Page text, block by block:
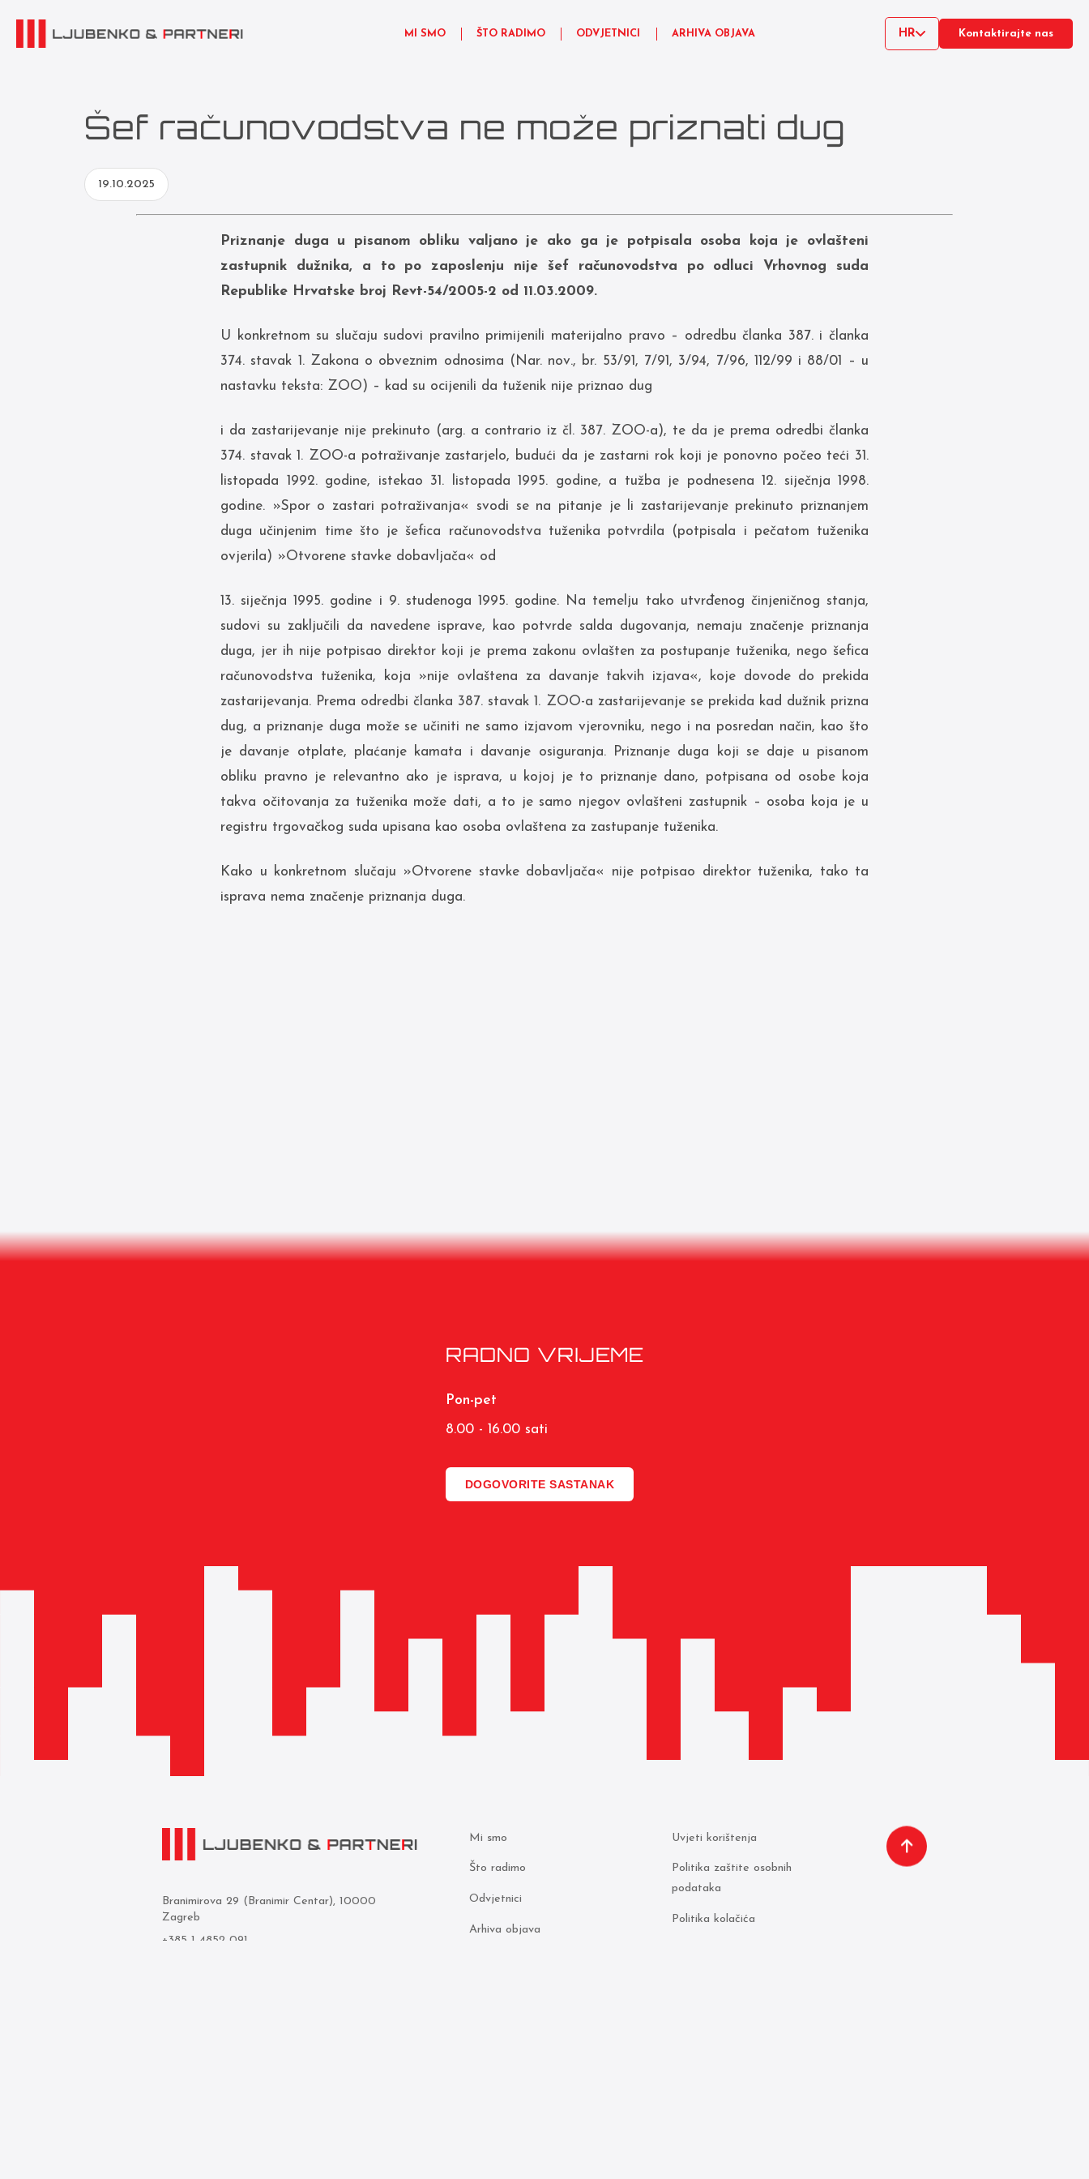
MI SMO ŠTO RADIMO ODVJETNICI ARHIVA OBJAVA HR Kontaktirajte nas
Šef računovodstva ne može priznati dug
19.10.2025
Priznanje duga u pisanom obliku valjano je ako ga je potpisala osoba koja je ovlašteni
zastupnik dužnika, a to po zaposlenju nije šef računovodstva po odluci Vrhovnog suda
Republike Hrvatske broj Revt-54/2005-2 od 11.03.2009.
U konkretnom su slučaju sudovi pravilno primijenili materijalno pravo – odredbu članka 387. i članka
374. stavak 1. Zakona o obveznim odnosima (Nar. nov., br. 53/91, 7/91, 3/94, 7/96, 112/99 i 88/01 – u
nastavku teksta: ZOO) – kad su ocijenili da tuženik nije priznao dug
i da zastarijevanje nije prekinuto (arg. a contrario iz čl. 387. ZOO-a), te da je prema odredbi članka
374. stavak 1. ZOO-a potraživanje zastarjelo, budući da je zastarni rok koji je ponovno počeo teći 31.
listopada 1992. godine, istekao 31. listopada 1995. godine, a tužba je podnesena 12. siječnja 1998.
godine. »Spor o zastari potraživanja« svodi se na pitanje je li zastarijevanje prekinuto priznanjem
duga učinjenim time što je šefica računovodstva tuženika potvrdila (potpisala i pečatom tuženika
ovjerila) »Otvorene stavke dobavljača« od
13. siječnja 1995. godine i 9. studenoga 1995. godine. Na temelju tako utvrđenog činjeničnog stanja,
sudovi su zaključili da navedene isprave, kao potvrde salda dugovanja, nemaju značenje priznanja
duga, jer ih nije potpisao direktor koji je prema zakonu ovlašten za postupanje tuženika, nego šefica
računovodstva tuženika, koja »nije ovlaštena za davanje takvih izjava«, koje dovode do prekida
zastarijevanja. Prema odredbi članka 387. stavak 1. ZOO-a zastarijevanje se prekida kad dužnik prizna
dug, a priznanje duga može se učiniti ne samo izjavom vjerovniku, nego i na posredan način, kao što
je davanje otplate, plaćanje kamata i davanje osiguranja. Priznanje duga koji se daje u pisanom
obliku pravno je relevantno ako je isprava, u kojoj je to priznanje dano, potpisana od osobe koja
takva očitovanja za tuženika može dati, a to je samo njegov ovlašteni zastupnik – osoba koja je u
registru trgovačkog suda upisana kao osoba ovlaštena za zastupanje tuženika.
Kako u konkretnom slučaju »Otvorene stavke dobavljača« nije potpisao direktor tuženika, tako ta
isprava nema značenje priznanja duga.
RADNO VRIJEME
Pon-pet
8.00 - 16.00 sati
DOGOVORITE SASTANAK
Branimirova 29 (Branimir Centar), 10000
Zagreb
+385 1 4852 091
Mi smo
Što radimo
Odvjetnici
Arhiva objava
Uvjeti korištenja
Politika zaštite osobnih
podataka
Politika kolačića